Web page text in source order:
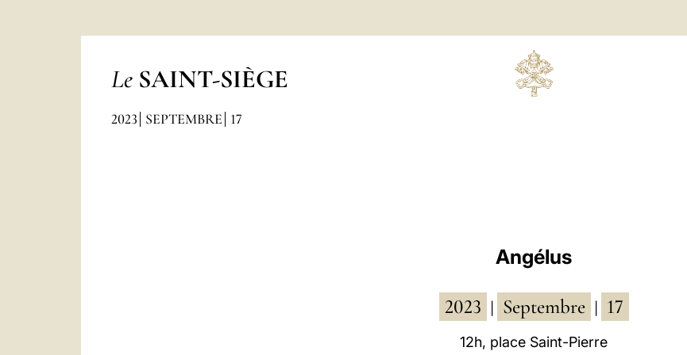
Le SAINT-SIÈGE
2023 SEPTEMBRE 17
Angélus
2023 Septembre 17
12h, place Saint-Pierre